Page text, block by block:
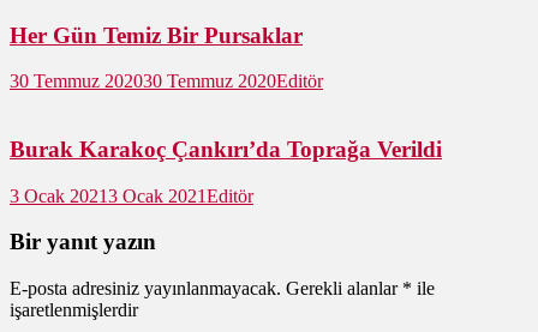
Her Gün Temiz Bir Pursaklar
30 Temmuz 202030 Temmuz 2020Editör
Burak Karakoç Çankırı’da Toprağa Verildi
3 Ocak 20213 Ocak 2021Editör
Bir yanıt yazın
E-posta adresiniz yayınlanmayacak. Gerekli alanlar * ile
işaretlenmişlerdir